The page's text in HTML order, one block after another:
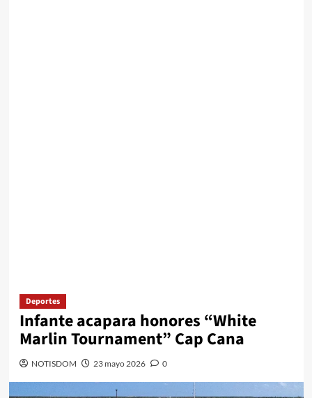
Deportes
Infante acapara honores “White
Marlin Tournament” Cap Cana
NOTISDOM 23 mayo 2026 0